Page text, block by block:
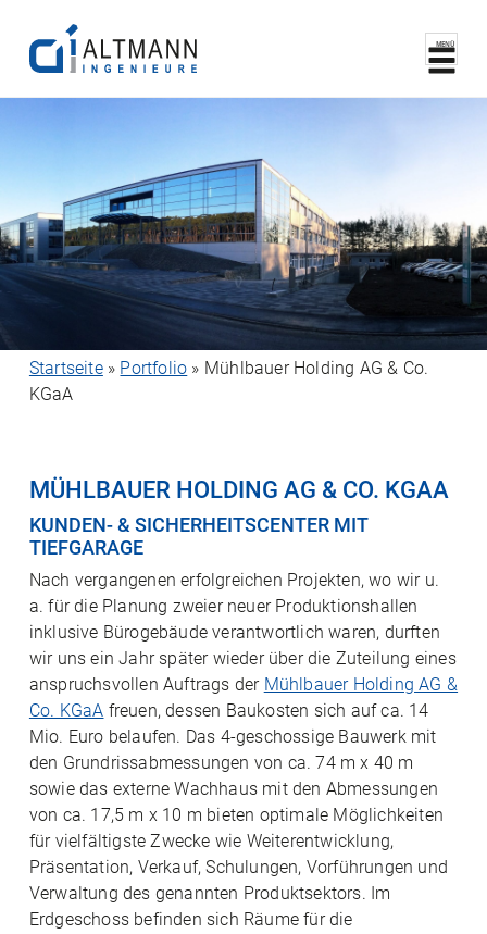
MENÜ
Startseite» Portfolio » Mühlbauer Holding AG & Co.
KGaA
MÜHLBAUER HOLDING AG & CO. KGAA
KUNDEN- & SICHERHEITSCENTER MIT
TIEFGARAGE
Nach vergangenen erfolgreichen Projekten, wo wir u.
a. für die Planung zweier neuer Produktionshallen
inklusive Bürogebäude verantwortlich waren, durften
wir uns ein Jahr später wieder über die Zuteilung eines
anspruchsvollen Auftrags der Mühlbauer Holding AG &
Co. KGaA freuen, dessen Baukosten sich auf ca. 14
Mio. Euro belaufen. Das 4-geschossige Bauwerk mit
den Grundrissabmessungen von ca. 74 m x 40 m
sowie das externe Wachhaus mit den Abmessungen
von ca. 17,5 m x 10 m bieten optimale Möglichkeiten
für vielfältigste Zwecke wie Weiterentwicklung,
Präsentation, Verkauf, Schulungen, Vorführungen und
Verwaltung des genannten Produktsektors. Im
Erdgeschoss befinden sich Räume für die